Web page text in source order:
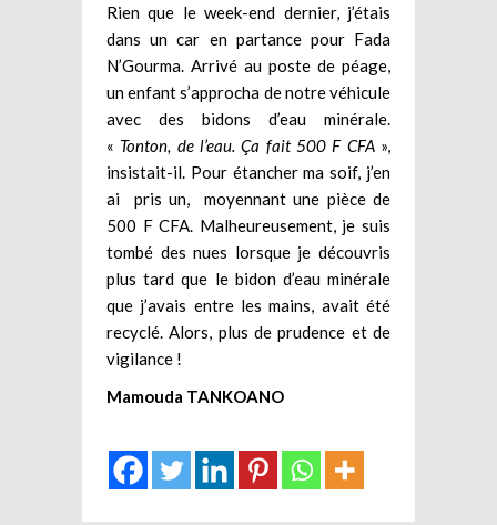
Rien que le week-end dernier, j’étais
dans un car en partance pour Fada
N’Gourma. Arrivé au poste de péage,
un enfant s’approcha de notre véhicule
avec des bidons d’eau minérale.
« Tonton, de l’eau. Ça fait 500 F CFA»,
insistait-il. Pour étancher ma soif, j’en
ai pris un, moyennant une pièce de
500 F CFA. Malheureusement, je suis
tombé des nues lorsque je découvris
plus tard que le bidon d’eau minérale
que j’avais entre les mains, avait été
recyclé. Alors, plus de prudence et de
vigilance !
Mamouda TANKOANO